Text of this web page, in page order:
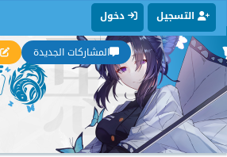
التسجيل دخول
المشاركات الجديدة